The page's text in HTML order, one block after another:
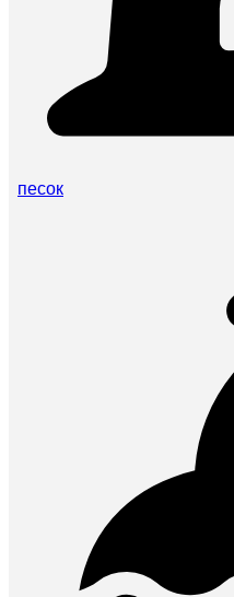
песок